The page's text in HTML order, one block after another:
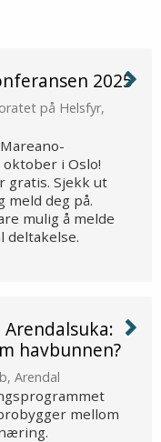
2025
på Helsfyr,
i Oslo!
gratis. Sjekk ut
meld deg på.
mulig å melde
deltakelse.
havbunnen?
Arendal
mellom